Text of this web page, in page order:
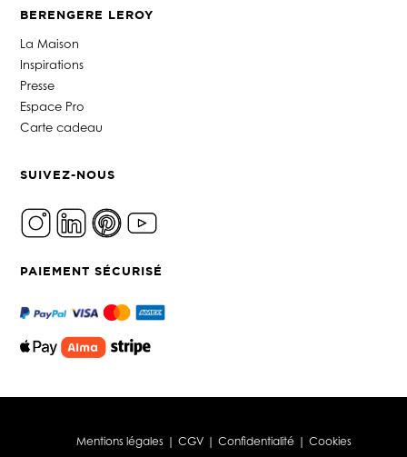
BERENGERE LEROY
La Maison
Inspirations
Presse
Espace Pro
Carte cadeau
SUIVEZ-NOUS
PAIEMENT SÉCURISÉ
Mentions légales | CGV | Confidentialité | Cookies